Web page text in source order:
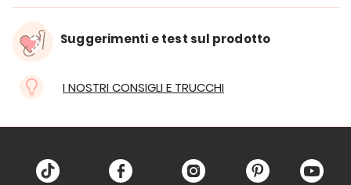
Suggerimenti e test sul prodotto
I NOSTRI CONSIGLI E TRUCCHI